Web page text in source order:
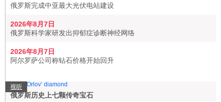
俄罗斯完成中亚最大光伏电站建设
2026年8月7日
俄罗斯科学家研发出抑郁症诊断神经网络
2026年8月7日
阿尔罗萨公司称钻石价格开始回升
视听
俄罗斯历史上七颗传奇宝石